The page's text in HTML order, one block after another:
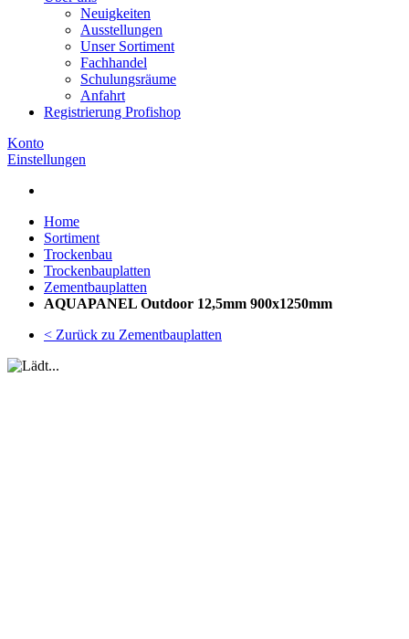
Neuigkeiten
Ausstellungen
Unser Sortiment
Fachhandel
Schulungsräume
Anfahrt
Registrierung Profishop
Konto
Einstellungen
Home
Sortiment
Trockenbau
Trockenbauplatten
Zementbauplatten
AQUAPANEL Outdoor 12,5mm 900x1250mm
< Zurück zu Zementbauplatten